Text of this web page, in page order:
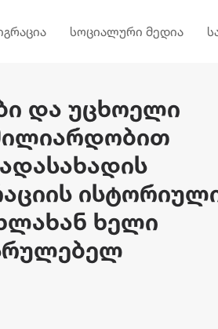
სოციალური მედია
და უცხოელი
ხელი